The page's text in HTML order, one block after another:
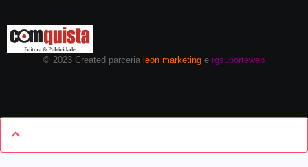
© 2023 Created parceria leon marketing e rgsuporteweb